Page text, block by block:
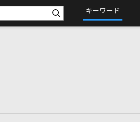
キーワード